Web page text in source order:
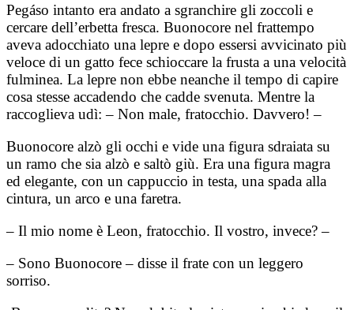
Pegáso intanto era andato a sgranchire gli zoccoli e
cercare dell’erbetta fresca. Buonocore nel frattempo
aveva adocchiato una lepre e dopo essersi avvicinato più
veloce di un gatto fece schioccare la frusta a una velocità
fulminea. La lepre non ebbe neanche il tempo di capire
cosa stesse accadendo che cadde svenuta. Mentre la
raccoglieva udì: – Non male, fratocchio. Davvero! –
Buonocore alzò gli occhi e vide una figura sdraiata su
un ramo che sia alzò e saltò giù. Era una figura magra
ed elegante, con un cappuccio in testa, una spada alla
cintura, un arco e una faretra.
– Il mio nome è Leon, fratocchio. Il vostro, invece? –
– Sono Buonocore – disse il frate con un leggero
sorriso.